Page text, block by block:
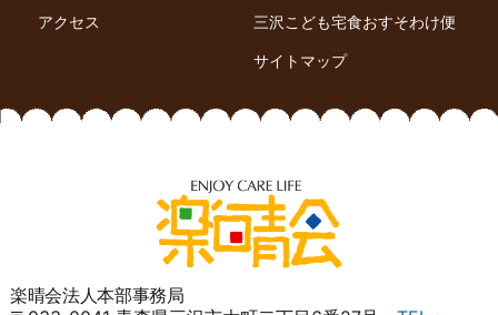
アクセス 三沢こども宅食おすそわけ便
サイトマップ
楽晴会法人本部事務局